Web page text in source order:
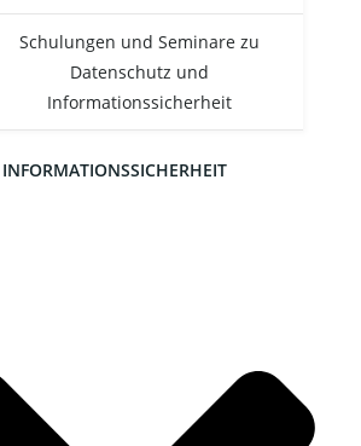
Schu­lun­gen und Semi­na­re zu
Daten­schutz und
Informationssicherheit
INFOR­MA­TI­ONS­SI­CHER­HEIT